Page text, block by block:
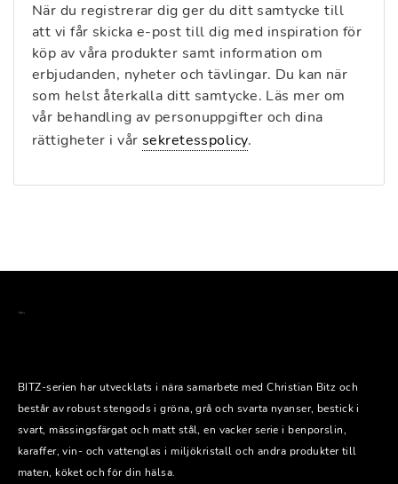
När du registrerar dig ger du ditt samtycke till
att vi får skicka e-post till dig med inspiration för
köp av våra produkter samt information om
erbjudanden, nyheter och tävlingar. Du kan när
som helst återkalla ditt samtycke. Läs mer om
vår behandling av personuppgifter och dina
rättigheter i vår sekretesspolicy.
BITZ-serien har utvecklats i nära samarbete med Christian Bitz och
består av robust stengods i gröna, grå och svarta nyanser, bestick i
svart, mässingsfärgat och matt stål, en vacker serie i benporslin,
karaffer, vin- och vattenglas i miljökristall och andra produkter till
maten, köket och för din hälsa.